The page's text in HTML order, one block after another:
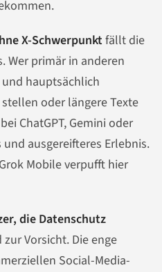
X-Schwerpunktfällt die
Wer primär in anderen
hauptsächlich
oder längere Texte
ChatGPT, Gemini oder
ausgereifteres Erlebnis.
Mobile verpufft hier
die Datenschutz
zur Vorsicht. Die enge
Social-Media-